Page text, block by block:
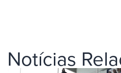
Notícias